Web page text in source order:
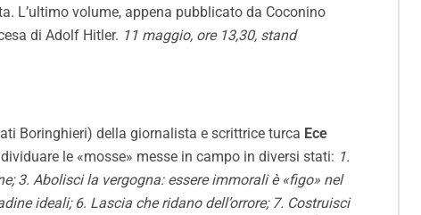
L’ultimo volume, appena pubblicato da Coconino
di Adolf Hitler. 11 maggio, ore 13,30, stand
Boringhieri) della giornalista e scrittrice turca Ece
le «mosse» messe in campo in diversi stati: 1.
3. Abolisci la vergogna: essere immorali è «figo» nel
ideali; 6. Lascia che ridano dell’orrore; 7. Costruisci